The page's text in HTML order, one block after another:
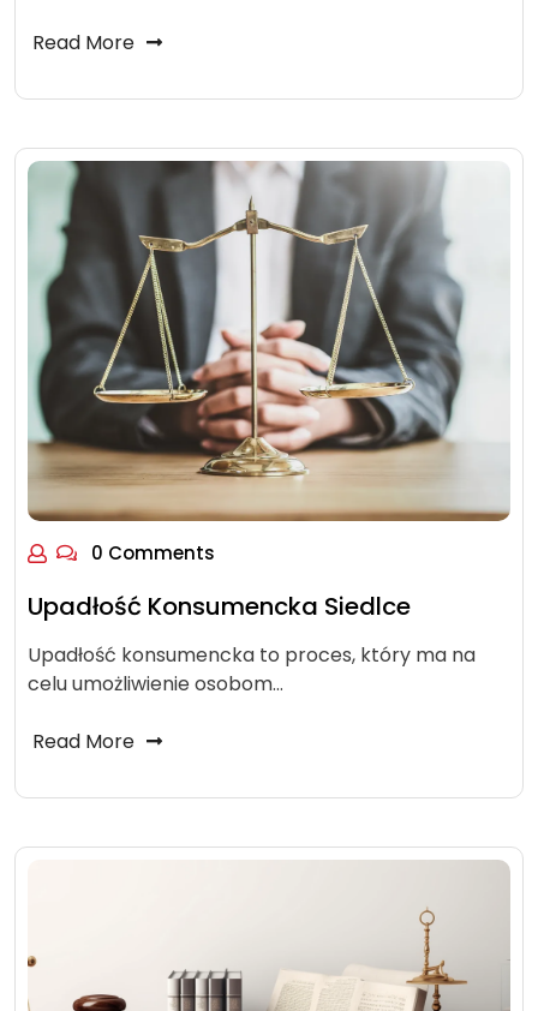
Read More
0 Comments
Upadłość Konsumencka Siedlce
Upadłość konsumencka to proces, który ma na
celu umożliwienie osobom…
Read More